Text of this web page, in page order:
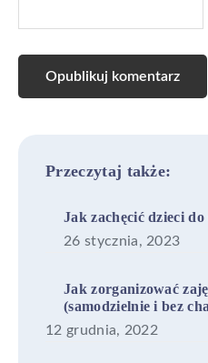
Primary
Sidebar
Przeczytaj także:
Jak zachęcić dzieci
26 stycznia, 2023
Jak zorganizować
(samodzielnie i bez
12 grudnia, 2022